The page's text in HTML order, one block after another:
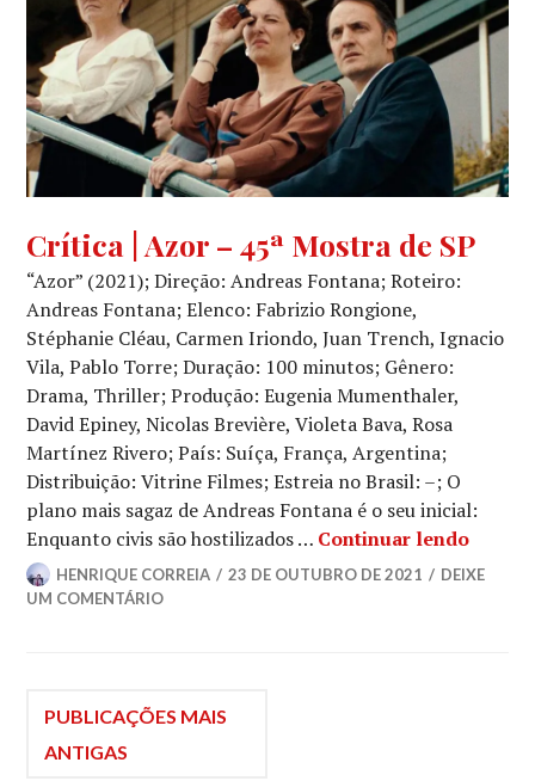
CINEMA,
CRÍTICA
CINEMATOGRÁFICA,
NOVOS
DIRETORES
Crítica | Azor – 45ª Mostra de SP
“Azor” (2021); Direção: Andreas Fontana; Roteiro:
Andreas Fontana; Elenco: Fabrizio Rongione,
Stéphanie Cléau, Carmen Iriondo, Juan Trench, Ignacio
Vila, Pablo Torre; Duração: 100 minutos; Gênero:
Drama, Thriller; Produção: Eugenia Mumenthaler,
David Epiney, Nicolas Brevière, Violeta Bava, Rosa
Martínez Rivero; País: Suíça, França, Argentina;
Distribuição: Vitrine Filmes; Estreia no Brasil: –; O
plano mais sagaz de Andreas Fontana é o seu inicial:
Enquanto civis são hostilizados … Continuar lendoCrítica
HENRIQUE CORREIA 23 DE OUTUBRO DE 2021
DEIXE
UM COMENTÁRIO
Navegação
PUBLICAÇÕES MAIS
ANTIGAS